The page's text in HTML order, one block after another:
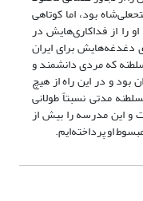
بود، اما کوتاهی
را از فداکاری‌هایش در
دغدغه‌هایش برای ایران
که مردی دانشمند و
بود و در این راه از هیچ
مدتی نسبتاً طولانی
و این مدرسه را بیش از
او پرداخته‌ایم.